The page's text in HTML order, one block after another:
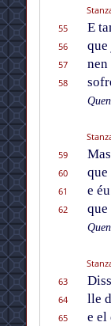
55 E
56
57
nen
58
59
60
que
61
e
62
que
63
64
lle
65
e el